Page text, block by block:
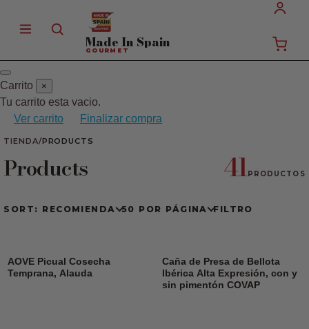
Made In Spain
GOURMET
Carrito ×
Tu carrito esta vacio.
Ver carrito
Finalizar compra
TIENDA/PRODUCTS
Products 41PRODUCTOS
SORT: RECOMIENDA 50 POR PÁGINA FILTRO
AOVE Picual Cosecha
Temprana, Alauda
Caña de Presa de Bellota
Ibérica Alta Expresión, con y
sin pimentón COVAP